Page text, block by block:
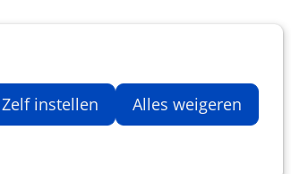
Zelf instellen Alles weigeren
Aantal artikelen in